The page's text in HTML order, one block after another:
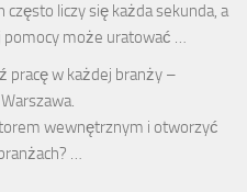
często liczy się każda sekunda, a
może uratować …
pracę w każdej branży –
wewnętrznym i otworzyć
…